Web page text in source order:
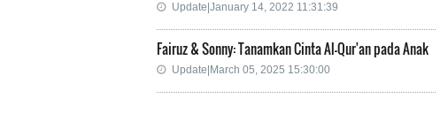
Update|January 14, 2022 11:31:39
Fairuz & Sonny: Tanamkan Cinta Al-Qur'an pada Anak
Update|March 05, 2025 15:30:00